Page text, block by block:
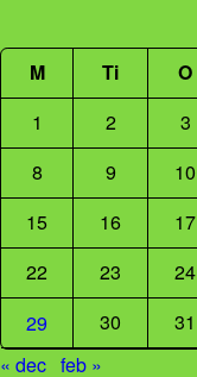
M Ti O
1
2 3
8
9 10
15
16 17
22
23 24
29
30
31
« dec feb »